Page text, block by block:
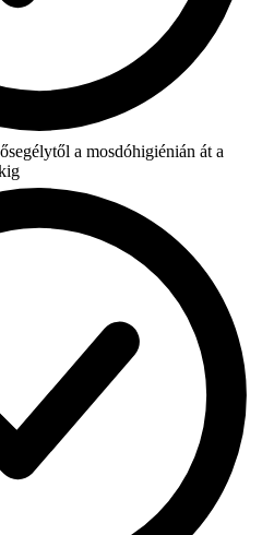
a mosdóhigiénián át a